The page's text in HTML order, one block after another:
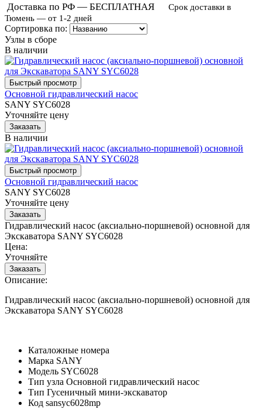
Доставка по РФ — БЕСПЛАТНАЯ
Срок доставки в
Тюмень — от 1-2 дней
Сортировка по:
Узлы в сборе
В наличии
Основной гидравлический насос
SANY SYC6028
Уточняйте цену
В наличии
Основной гидравлический насос
SANY SYC6028
Уточняйте цену
Гидравлический насос (аксиально-поршневой) основной для
Экскаватора SANY SYC6028
Цена:
Уточняйте
Описание:
Гидравлический насос (аксиально-поршневой) основной для
Экскаватора SANY SYC6028
Каталожные номера
Марка SANY
Модель SYC6028
Тип узла Основной гидравлический насос
Тип Гусеничный мини-экскаватор
Код sansyc6028mp